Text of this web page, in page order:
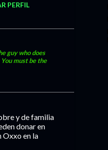
PERFIL
guy who does
must be the
y de familia
donar en
Oxxo en la